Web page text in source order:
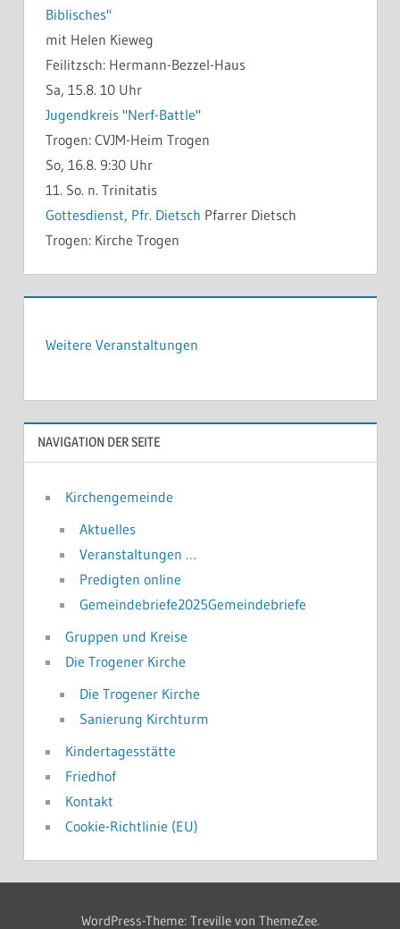
Biblisches"
mit Helen Kieweg
Feilitzsch: Hermann-Bezzel-Haus
Sa, 15.8. 10 Uhr
Jugendkreis "Nerf-Battle"
Trogen: CVJM-Heim Trogen
So, 16.8. 9:30 Uhr
11. So. n. Trinitatis
Gottesdienst, Pfr. Dietsch Pfarrer Dietsch
Trogen: Kirche Trogen
Weitere Veranstaltungen
NAVIGATION DER SEITE
Kirchengemeinde
Aktuelles
Veranstaltungen …
Predigten online
Gemeindebriefe2025Gemeindebriefe
Gruppen und Kreise
Die Trogener Kirche
Die Trogener Kirche
Sanierung Kirchturm
Kindertagesstätte
Friedhof
Kontakt
Cookie-Richtlinie (EU)
WordPress-Theme: Treville von ThemeZee.